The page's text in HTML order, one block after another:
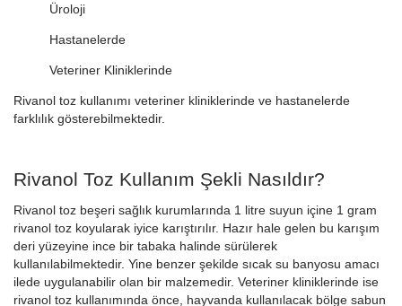
Üroloji
Hastanelerde
Veteriner Kliniklerinde
Rivanol toz kullanımı veteriner kliniklerinde ve hastanelerde
farklılık gösterebilmektedir.
Rivanol Toz Kullanım Şekli Nasıldır?
Rivanol toz beşeri sağlık kurumlarında 1 litre suyun içine 1 gram
rivanol toz koyularak iyice karıştırılır. Hazır hale gelen bu karışım
deri yüzeyine ince bir tabaka halinde sürülerek
kullanılabilmektedir. Yine benzer şekilde sıcak su banyosu amacı
ilede uygulanabilir olan bir malzemedir. Veteriner kliniklerinde ise
rivanol toz kullanımında önce, hayvanda kullanılacak bölge sabun